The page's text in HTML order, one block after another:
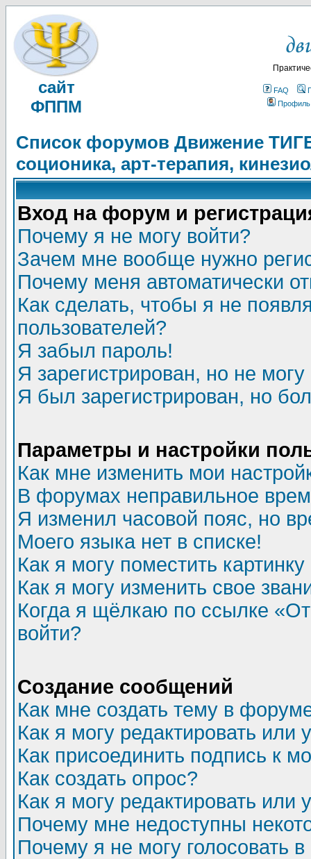
сайт
ФППМ
FAQ
Профиль
Список форумов Движение
соционика, арт-терапия,
Вход на форум и
Почему я не могу войти?
Зачем мне вообще нужно
Почему меня автоматически
Как сделать, чтобы я не
пользователей?
Я забыл пароль!
Я зарегистрирован, но не могу
Я был зарегистрирован, но
Параметры и настройки
Как мне изменить мои
В форумах неправильное
Я изменил часовой пояс, но
Моего языка нет в списке!
Как я могу поместить
Как я могу изменить свое
Когда я щёлкаю по ссылке
войти?
Создание сообщений
Как мне создать тему в
Как я могу редактировать или
Как присоединить подпись к
Как создать опрос?
Как я могу редактировать или
Почему мне недоступны
Почему я не могу голосовать